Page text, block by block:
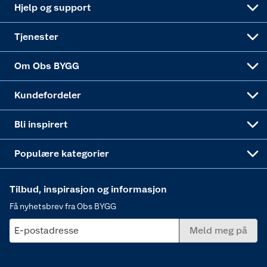
Hjelp og support
Tjenester
Om Obs BYGG
Kundefordeler
Bli inspirert
Populære kategorier
Tilbud, inspirasjon og informasjon
Få nyhetsbrev fra Obs BYGG
E-postadresse Meld meg på